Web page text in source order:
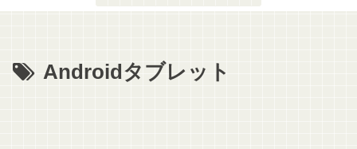
Androidタブレット